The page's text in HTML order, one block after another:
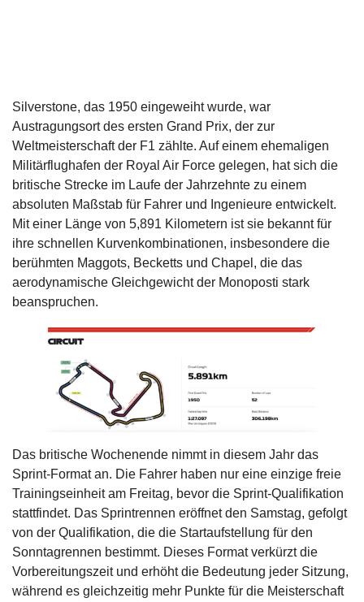
Silverstone, das 1950 eingeweiht wurde, war
Austragungsort des ersten Grand Prix, der zur
Weltmeisterschaft der F1 zählte. Auf einem ehemaligen
Militärflughafen der Royal Air Force gelegen, hat sich die
britische Strecke im Laufe der Jahrzehnte zu einem
absoluten Maßstab für Fahrer und Ingenieure entwickelt.
Mit einer Länge von 5,891 Kilometern ist sie bekannt für
ihre schnellen Kurvenkombinationen, insbesondere die
berühmten Maggots, Becketts und Chapel, die das
aerodynamische Gleichgewicht der Monoposti stark
beanspruchen.
Das britische Wochenende nimmt in diesem Jahr das
Sprint-Format an. Die Fahrer haben nur eine einzige freie
Trainingseinheit am Freitag, bevor die Sprint-Qualifikation
stattfindet. Das Sprintrennen eröffnet den Samstag, gefolgt
von der Qualifikation, die die Startaufstellung für den
Sonntagrennen bestimmt. Dieses Format verkürzt die
Vorbereitungszeit und erhöht die Bedeutung jeder Sitzung,
während es gleichzeitig mehr Punkte für die Meisterschaft